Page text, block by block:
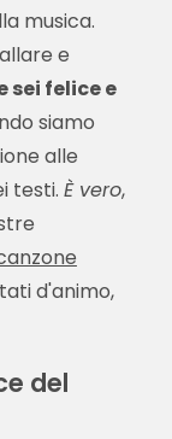
musica.
e
sei felice e
siamo
alle
testi. È vero,
d'animo,
del